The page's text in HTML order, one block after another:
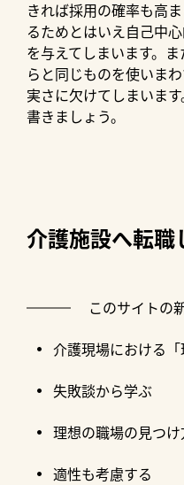
きれば採用の確率も高
るためとはいえ自己中
を与えてしまいます。
らと同じものを使いま
実さに欠けてしまいま
書きましょう。
介護施設へ転職
このサイトの
介護現場における
失敗談から学ぶ
理想の職場の見つけ
適性も考慮する